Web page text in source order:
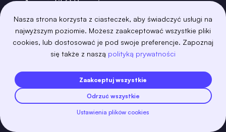
Nasza strona korzysta z ciasteczek, aby świadczyć usługi na
najwyższym poziomie. Możesz zaakceptować wszystkie pliki
cookies, lub dostosować je pod swoje preferencje. Zapoznaj
się także z naszą polityką prywatności
Zaakceptuj wszystkie
Odrzuć wszystkie
Ustawienia plików cookies
Agencja SEO Poznań
Agencja SEO Gdańsk
Agencja SEO Toruń
aws-amplify
aws-cloudfront
aws-lambda
axios azure